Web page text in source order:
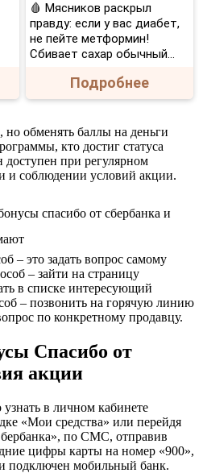
🩸 Мясников раскрыл
правду: если у вас диабет,
не пейте метформин!
Сбивает сахар обычный...
Подробнее
обменять баллы на деньги
кто достиг статуса
при регулярном
и соблюдении условий акции.
спасибо от сбербанка и
– это задать вопрос самому
– зайти на страницу
в списке интересующий
– позвонить на горячую линию
по конкретному продавцу.
Спасибо от
акции
в личном кабинете
«Мои средства» или перейдя
по СМС, отправив
цифры карты на номер «900»,
подключен мобильный банк.